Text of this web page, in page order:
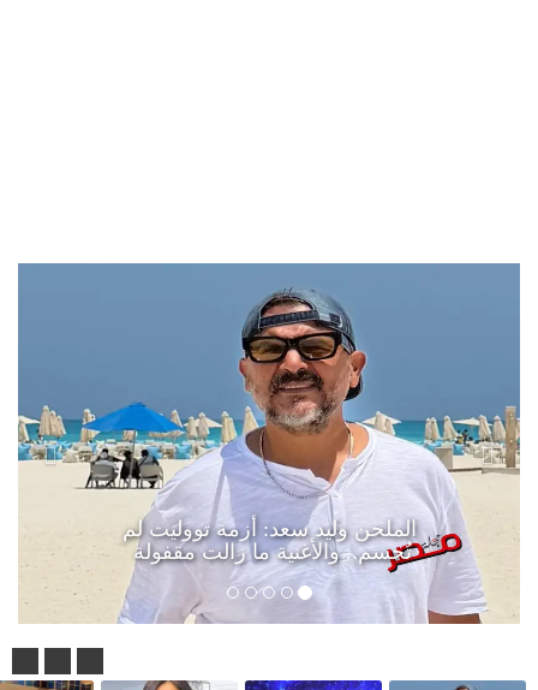
الملحن وليد سعد: أزمة تووليت لم
تُحسم.. والأغنية ما زالت مقفولة